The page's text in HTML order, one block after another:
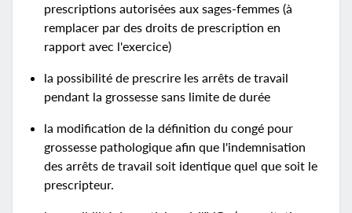
prescriptions autorisées aux sages-femmes (à
remplacer par des droits de prescription en
rapport avec l'exercice)
la possibilité de prescrire les arrêts de travail
pendant la grossesse sans limite de durée
la modification de la définition du congé pour
grossesse pathologique afin que l'indemnisation
des arrêts de travail soit identique quel que soit le
prescripteur.